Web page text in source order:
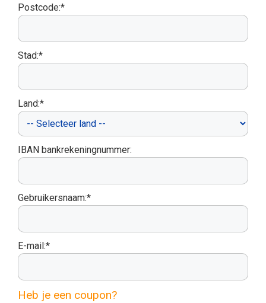
Postcode:*
Stad:*
Land:*
IBAN bankrekeningnummer:
Gebruikersnaam:*
E-mail:*
Heb je een coupon?